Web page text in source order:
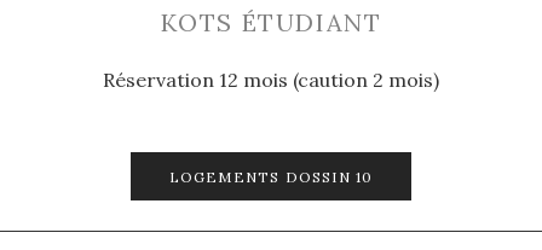
KOTS ÉTUDIANT
Réservation 12 mois (caution 2 mois)
LOGEMENTS DOSSIN 10